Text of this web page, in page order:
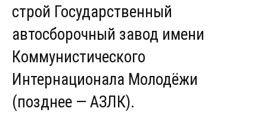
строй Государственный
автосборочный завод имени
Коммунистического
Интернационала Молодёжи
(позднее — АЗЛК).